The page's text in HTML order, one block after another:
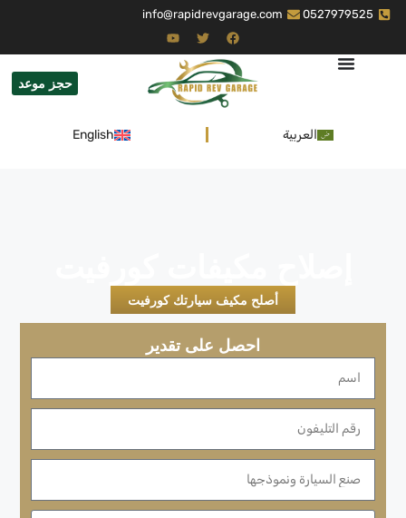
0527979525
info@rapidrevgarage.com
حجز موعد
العربية English
أصلح مكيف سيارتك كورفيت
احصل على تقدير